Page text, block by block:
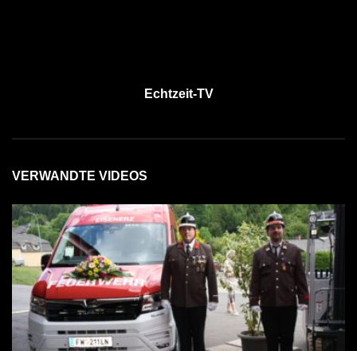
Echtzeit-TV
VERWANDTE VIDEOS